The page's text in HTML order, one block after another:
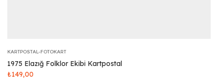
KARTPOSTAL-FOTOKART
1975 Elazığ Folklor Ekibi Kartpostal
₺149,00